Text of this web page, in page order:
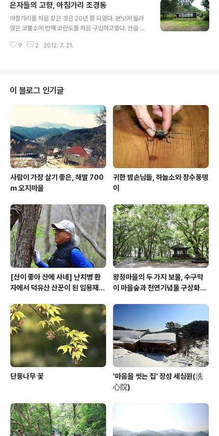
가리, 연가리, 적가리, 명지가리를 일컫는 말이다. 오지라
불리던 대부분의 마을이 이런저런 이유로 세상 밖으로 나
오면서 옛 모습은 사라졌다. 사람이 살지 않은 땅은 잡초만
땅으로 도시인들에게 새로운 피난지가 되고 있다. 조상들
은자들의 고향, 아침가리 조경동
아침가리를 처음 찾은 것은 20년 쯤 되었다. 본닛에 올라
앉은 코뿔소에 반해 코란도를 처음 구입하고였다. 산을 하
살았고, 팔뚝 만한 열목어가 노니는. 선계의 풍경이 이런 것
감 같은 것도 있었다. 그곳은 여전히 은자들의 고향이다. 아
침가리 조경분교. 아침가리의 또 다른 이름은 조경동(朝耕
洞)이다. 아마도 일제강점기 지명의 한자화를 하면서부터
사용한 것으로 보인다. 하지만 사람들은 여전히 아침가리
라 부른다. 학교는 아침가리에 연필 재료를 만드는 목재소
가 들어 선 이후 문을 ..
9 2 2012. 7. 21.
이 블로그 인기글
사람이 가장 살기 좋은, 해발 700
m 오지마을
귀한 밤손님들, 하늘소와 장수풍뎅
이
[산이 좋아 산에 사네] 난치병 환
자에서 덕유산 산꾼이 된 임용재
왕정마을의 두 가지 보물, 수구막
이 마을숲과 천연기념물 구상화강
단풍나무 꽃
'마음을 씻는 집' 장성 세심원(洗
心院)